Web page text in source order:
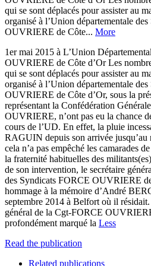
qui se sont déplacés pour assister au
organisé à l’Union départementale
OUVRIERE de Côte... More
1er mai 2015 à L’Union
OUVRIERE de Côte d’Or Les
qui se sont déplacés pour assister au
organisé à l’Union départementale
OUVRIERE de Côte d’Or, sous la
représentant la Confédération
OUVRIERE, n’ont pas eu la chance
cours de l’UD. En effet, la pluie
RAGUIN depuis son arrivée jusqu’au
cela n’a pas empêché les camarades
la fraternité habituelles des
de son intervention, le secrétaire
des Syndicats FORCE OUVRIERE
hommage à la mémoire d’André
septembre 2014 à Belfort où il
général de la Cgt-FORCE
profondément marqué la Less
Read the publication
Related publications